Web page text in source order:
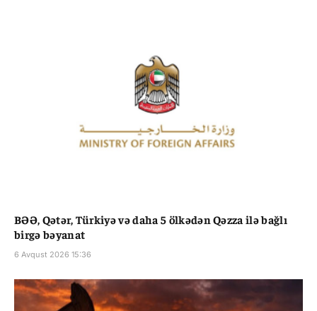
BƏƏ, Qətər, Türkiyə və daha 5 ölkədən Qəzza ilə bağlı
birgə bəyanat
6 Avqust 2026 15:36